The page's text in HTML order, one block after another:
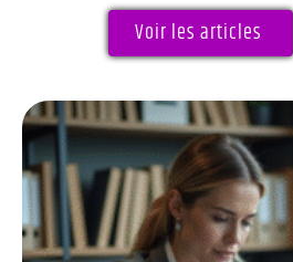
Voir les articles